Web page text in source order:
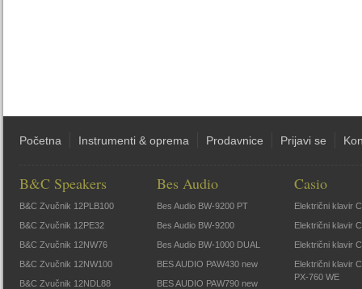
Početna Instrumenti & oprema Prodavnice Prijavi se
B&C Speakers
B&C Zvučnik 12PLB100
B&C Zvučnik 12PE32
B&C Zvučnik 12NW76
B&C Zvučnik 12NW100
B&C Zvučnik 12NDL88
Bes Audio
Bes Audio BW-9200 PT
Bes Audio BW-9200
Bes Audio BW-1000 DUAL
BES AUDIO PAW430 new
BES AUDIO PAW790 new
Casio
Električni klavir
Električni klavir
Električni klavir
Električni klavir
PX-760 WE